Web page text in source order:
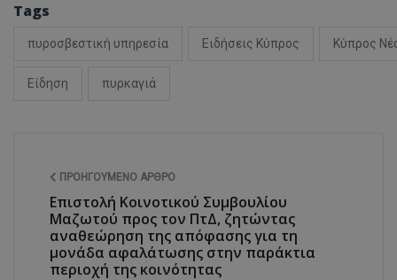
Tags
πυροσβεστική υπηρεσία Ειδήσεις Κύπρος Κύπρος
Είδηση πυρκαγιά
ΠΡΟΗΓΟΎΜΕΝΟ ΆΡΘΡΟ
Επιστολή Κοινοτικού Συμβουλίου
Μαζωτού προς τον ΠτΔ, ζητώντας
αναθεώρηση της απόφασης για τη
μονάδα αφαλάτωσης στην παράκτια
περιοχή της κοινότητας
Τα απολύτως